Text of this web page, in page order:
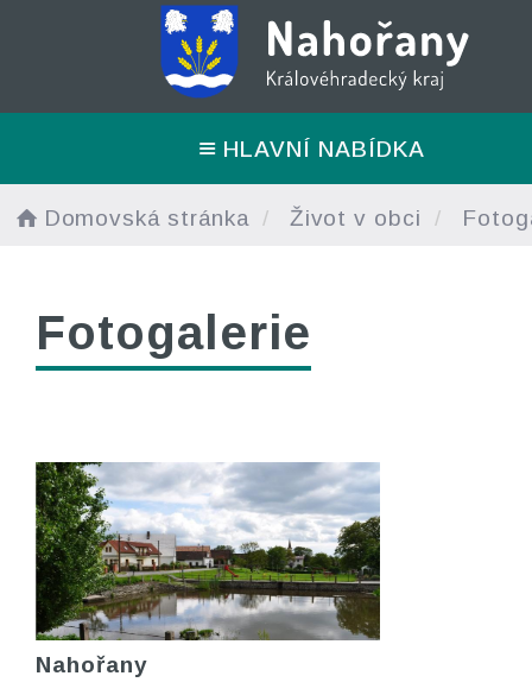
HLAVNÍ NABÍDKA
Domovská stránka Život v obci
Fotogalerie
Nahořany